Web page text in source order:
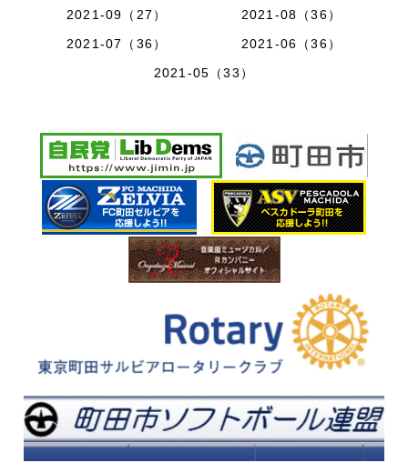
2021-09（27）
2021-08（36）
2021-07（36）
2021-06（36）
2021-05（33）